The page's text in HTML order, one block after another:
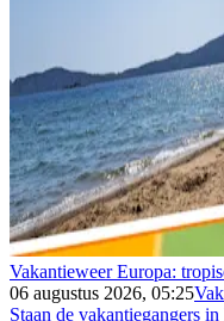
Vakantieweer Europa:
06 augustus 2026, 05:25
Staan de vakantiegangers